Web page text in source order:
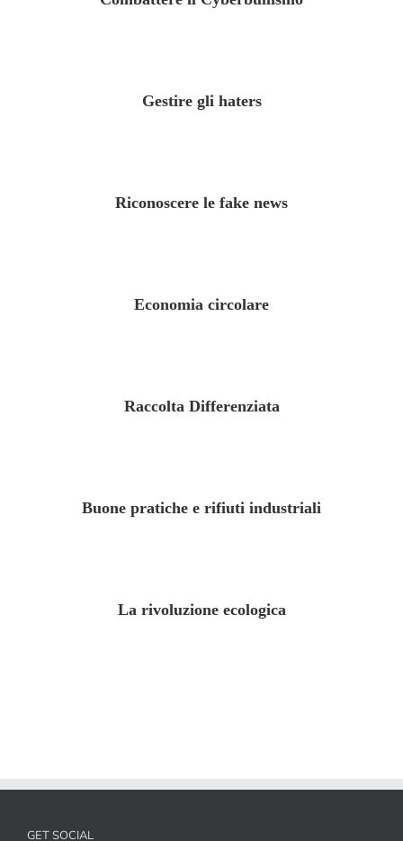
Gestire gli haters
Riconoscere le fake news
Economia circolare
Raccolta Differenziata
Buone pratiche e rifiuti industriali
La rivoluzione ecologica
GET SOCIAL